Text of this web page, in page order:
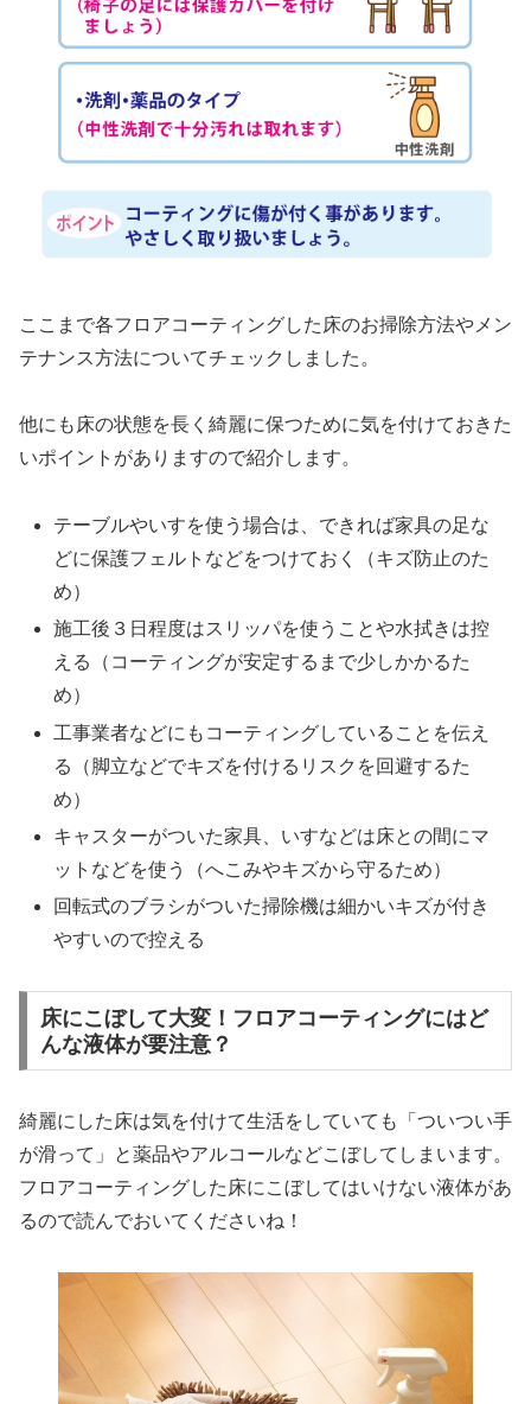
ここまで各フロアコーティングした床のお掃除方法やメン
テナンス方法についてチェックしました。
他にも床の状態を長く綺麗に保つために気を付けておきた
いポイントがありますので紹介します。
テーブルやいすを使う場合は、できれば家具の足な
どに保護フェルトなどをつけておく（キズ防止のた
め）
施工後３日程度はスリッパを使うことや水拭きは控
える（コーティングが安定するまで少しかかるた
め）
工事業者などにもコーティングしていることを伝え
る（脚立などでキズを付けるリスクを回避するた
め）
キャスターがついた家具、いすなどは床との間にマ
ットなどを使う（へこみやキズから守るため）
回転式のブラシがついた掃除機は細かいキズが付き
やすいので控える
床にこぼして大変！フロアコーティングにはど
んな液体が要注意？
綺麗にした床は気を付けて生活をしていても「ついつい手
が滑って」と薬品やアルコールなどこぼしてしまいます。
フロアコーティングした床にこぼしてはいけない液体があ
るので読んでおいてくださいね！